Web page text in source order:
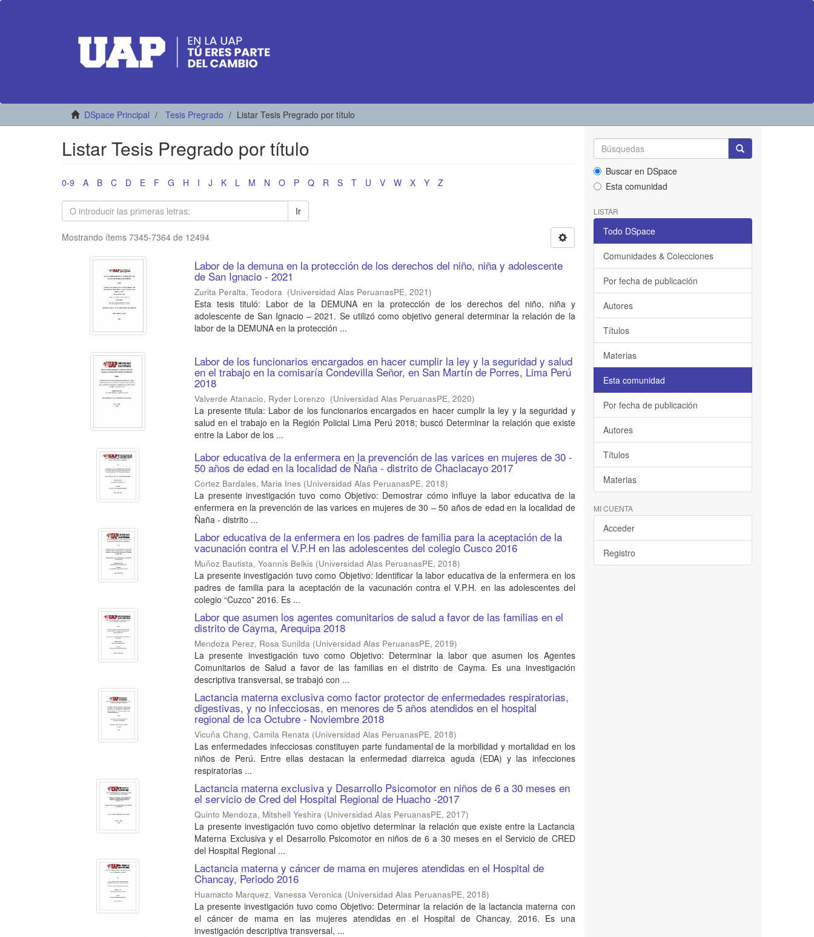
DSpace Principal Tesis Pregrado Listar Tesis Pregrado por título
Listar Tesis Pregrado por título
0-9 A B C D E F G H I J K L M N O P Q R S T U V W X Y Z
Ir
Mostrando ítems 7345-7364 de 12494
Labor de la demuna en la protección de los derechos del niño, niña y adolescente
de San Ignacio - 2021
Zurita Peralta, Teodora (Universidad Alas PeruanasPE,2021)
Esta tesis tituló: Labor de la DEMUNA en la protección de los derechos del niño, niña y
adolescente de San Ignacio – 2021. Se utilizó como objetivo general determinar la relación de la
labor de la DEMUNA en la protección ...
Labor de los funcionarios encargados en hacer cumplir la ley y la seguridad y salud
en el trabajo en la comisaría Condevilla Señor, en San Martín de Porres, Lima Perú
2018
Valverde Atanacio, Ryder Lorenzo (Universidad Alas PeruanasPE,2020)
La presente titula: Labor de los funcionarios encargados en hacer cumplir la ley y la seguridad y
salud en el trabajo en la Región Policial Lima Perú 2018; buscó Determinar la relación que existe
entre la Labor de los ...
Labor educativa de la enfermera en la prevención de las varices en mujeres de 30 -
50 años de edad en la localidad de Ñaña - distrito de Chaclacayo 2017
Cortez Bardales, Maria Ines (Universidad Alas PeruanasPE,2018)
La presente investigación tuvo como Objetivo: Demostrar cómo influye la labor educativa de la
enfermera en la prevención de las varices en mujeres de 30 – 50 años de edad en la localidad de
Ñaña - distrito ...
Labor educativa de la enfermera en los padres de familia para la aceptación de la
vacunación contra el V.P.H en las adolescentes del colegio Cusco 2016
Muñoz Bautista, Yoannis Belkis (Universidad Alas PeruanasPE,2018)
La presente investigación tuvo como Objetivo: Identificar la labor educativa de la enfermera en los
padres de familia para la aceptación de la vacunación contra el V.P.H. en las adolescentes del
colegio “Cuzco” 2016. Es ...
Labor que asumen los agentes comunitarios de salud a favor de las familias en el
distrito de Cayma, Arequipa 2018
Mendoza Perez, Rosa Sunilda (Universidad Alas PeruanasPE,2019)
La presente investigación tuvo como Objetivo: Determinar la labor que asumen los Agentes
Comunitarios de Salud a favor de las familias en el distrito de Cayma. Es una investigación
descriptiva transversal, se trabajó con ...
Lactancia materna exclusiva como factor protector de enfermedades respiratorias,
digestivas, y no infecciosas, en menores de 5 años atendidos en el hospital
regional de Ica Octubre - Noviembre 2018
Vicuña Chang, Camila Renata (Universidad Alas PeruanasPE,2018)
Las enfermedades infecciosas constituyen parte fundamental de la morbilidad y mortalidad en los
niños de Perú. Entre ellas destacan la enfermedad diarreica aguda (EDA) y las infecciones
respiratorias ...
Lactancia materna exclusiva y Desarrollo Psicomotor en niños de 6 a 30 meses en
el servicio de Cred del Hospital Regional de Huacho -2017
Quinto Mendoza, Mitshell Yeshira (Universidad Alas PeruanasPE,2017)
La presente investigación tuvo como objetivo determinar la relación que existe entre la Lactancia
Materna Exclusiva y el Desarrollo Psicomotor en niños de 6 a 30 meses en el Servicio de CRED
del Hospital Regional ...
Lactancia materna y cáncer de mama en mujeres atendidas en el Hospital de
Chancay, Periodo 2016
Huamacto Marquez, Vanessa Veronica (Universidad Alas PeruanasPE,2018)
La presente investigación tuvo como Objetivo: Determinar la relación de la lactancia materna con
el cáncer de mama en las mujeres atendidas en el Hospital de Chancay, 2016. Es una
investigación descriptiva transversal, ...
Buscar en DSpace
Esta comunidad
LISTAR
Todo DSpace
Comunidades & Colecciones
Por fecha de publicación
Autores
Títulos
Materias
Esta comunidad
Por fecha de publicación
Autores
Títulos
Materias
MI CUENTA
Acceder
Registro